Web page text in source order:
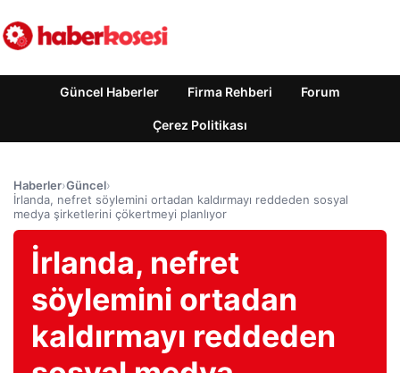
Güncel Haberler Firma Rehberi Forum
Çerez Politikası
Haberler›Güncel›
İrlanda, nefret söylemini ortadan kaldırmayı reddeden sosyal
medya şirketlerini çökertmeyi planlıyor
İrlanda, nefret
söylemini ortadan
kaldırmayı reddeden